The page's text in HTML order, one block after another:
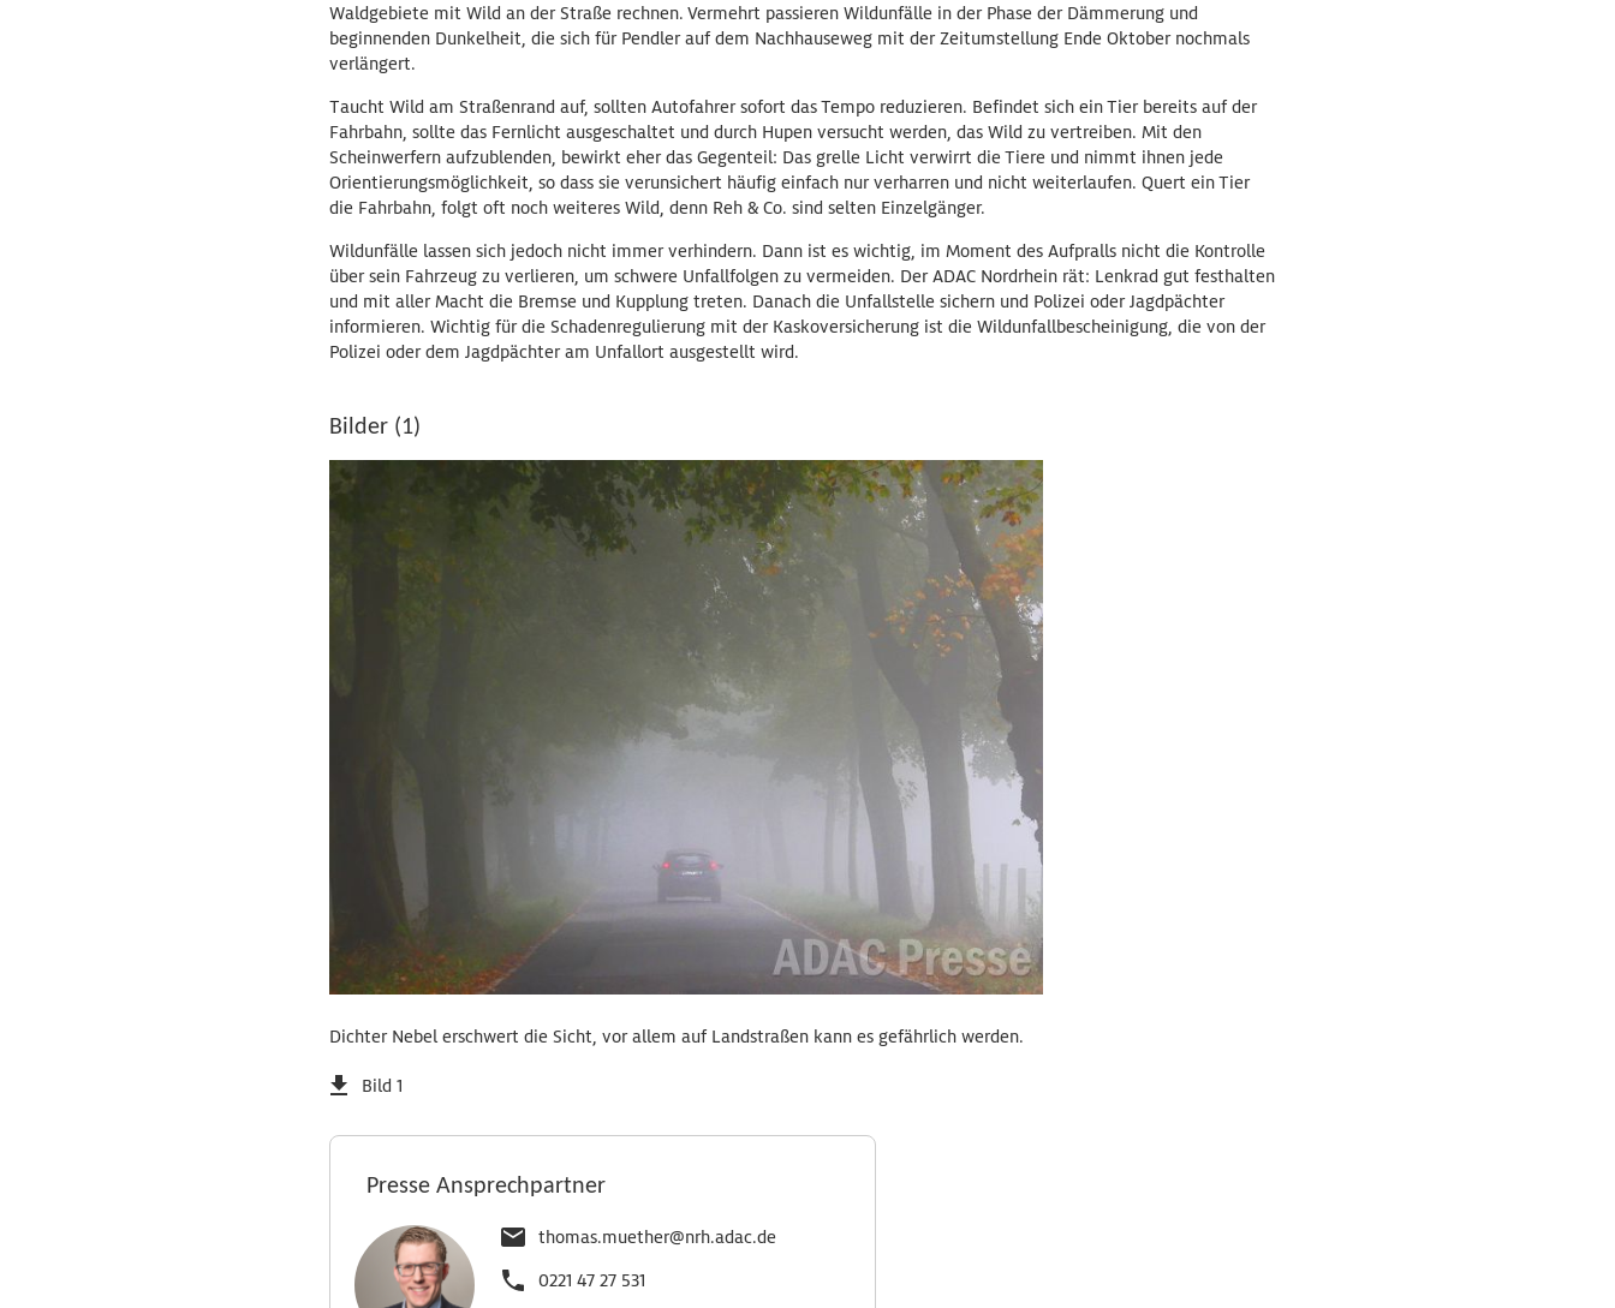
Waldgebiete mit Wild an der Straße rechnen. Vermehrt passieren Wildunfälle in der Phase der Dämmerung und
beginnenden Dunkelheit, die sich für Pendler auf dem Nachhauseweg mit der Zeitumstellung Ende Oktober nochmals
verlängert.
Taucht Wild am Straßenrand auf, sollten Autofahrer sofort das Tempo reduzieren. Befindet sich ein Tier bereits auf der
Fahrbahn, sollte das Fernlicht ausgeschaltet und durch Hupen versucht werden, das Wild zu vertreiben. Mit den
Scheinwerfern aufzublenden, bewirkt eher das Gegenteil: Das grelle Licht verwirrt die Tiere und nimmt ihnen jede
Orientierungsmöglichkeit, so dass sie verunsichert häufig einfach nur verharren und nicht weiterlaufen. Quert ein Tier
die Fahrbahn, folgt oft noch weiteres Wild, denn Reh & Co. sind selten Einzelgänger.
Wildunfälle lassen sich jedoch nicht immer verhindern. Dann ist es wichtig, im Moment des Aufpralls nicht die Kontrolle
über sein Fahrzeug zu verlieren, um schwere Unfallfolgen zu vermeiden. Der ADAC Nordrhein rät: Lenkrad gut festhalten
und mit aller Macht die Bremse und Kupplung treten. Danach die Unfallstelle sichern und Polizei oder Jagdpächter
informieren. Wichtig für die Schadenregulierung mit der Kaskoversicherung ist die Wildunfallbescheinigung, die von der
Polizei oder dem Jagdpächter am Unfallort ausgestellt wird.
Bilder (1)
Dichter Nebel erschwert die Sicht, vor allem auf Landstraßen kann es gefährlich werden.
Bild 1
Presse Ansprechpartner
thomas.muether@nrh.adac.de
0221 47 27 531